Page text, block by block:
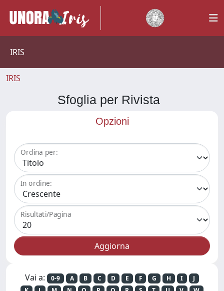
IRIS
IRIS
Sfoglia per Rivista
Opzioni
Ordina per:
In ordine:
Risultati/Pagina
Vai a: 0-9 A B C D E F G H I
J